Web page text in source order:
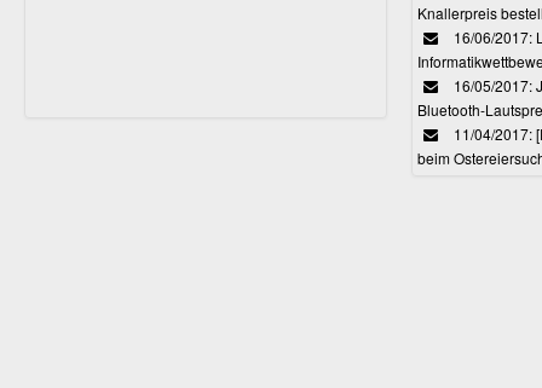
Knallerpreis
16/06/2017:
16/05/2017:
Bluetooth-
11/04/2017:
beim